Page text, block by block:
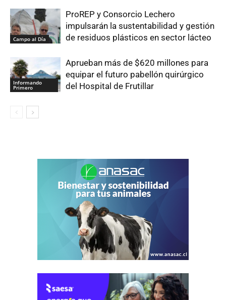
Campo al Día
ProREP y Consorcio Lechero
impulsarán la sustentabilidad y gestión
de residuos plásticos en sector lácteo
Informando
Primero
Aprueban más de $620 millones para
equipar el futuro pabellón quirúrgico
del Hospital de Frutillar